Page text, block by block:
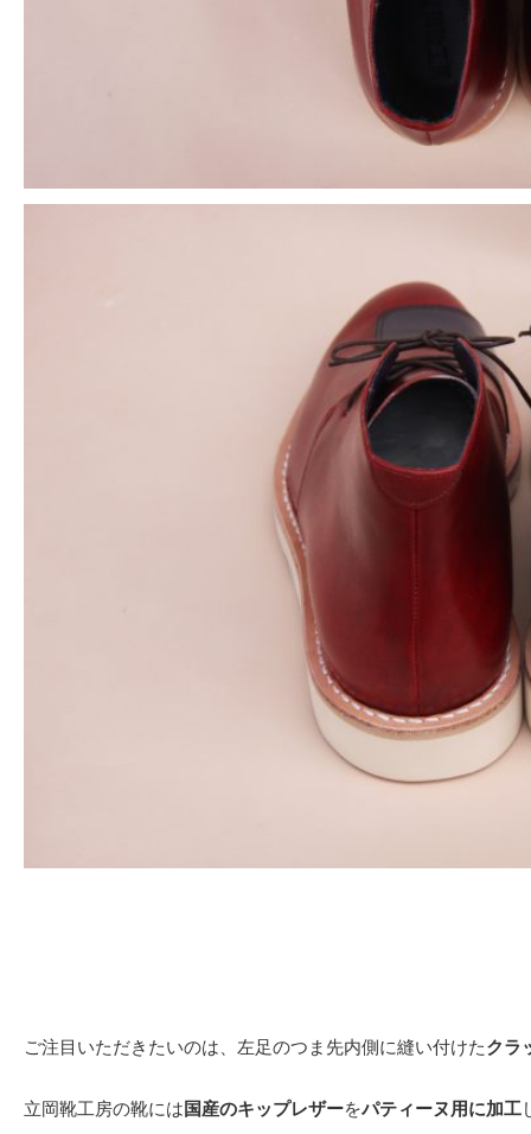
ご注目いただきたいのは、左足のつま先内側に縫い付けたクラ
立岡靴工房の靴には国産のキップレザーをパティーヌ用に加工